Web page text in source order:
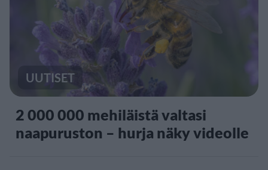
UUTISET
2 000 000 mehiläistä valtasi
naapuruston – hurja näky videolle